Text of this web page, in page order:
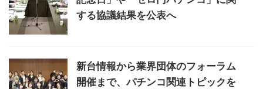
する協議結果を公表へ
新台情報から業界団体のフォーラム
開催まで、パチンコ関連トピックを